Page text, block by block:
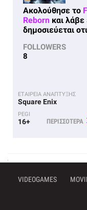
Ακολούθησε το
Reborn και
δημοσιεύεται
FOLLOWERS
8
ΕΤΑΙΡΕΙΑ ΑΝΑΠΤΥΞΗΣ
Square Enix
PEGI
16+ ΠΕΡΙΣΣΟΤΕΡΑ
VIDEOGAMES